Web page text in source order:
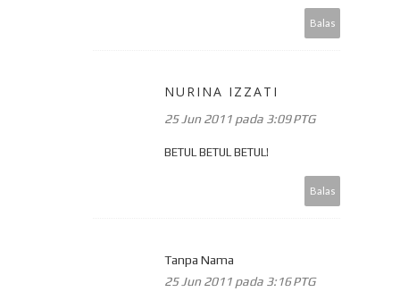
Balas
NURINA IZZATI
25 Jun 2011 pada 3:09 PTG
BETUL BETUL BETUL!
Balas
Tanpa Nama
25 Jun 2011 pada 3:16 PTG